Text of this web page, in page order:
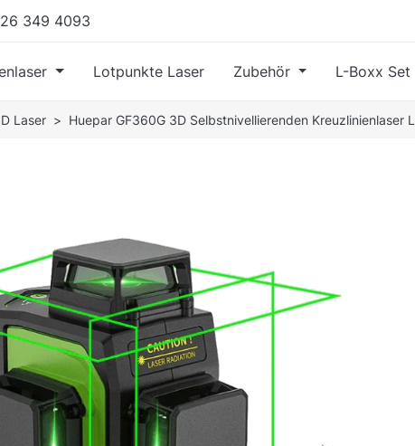
349 4093
Lotpunkte Laser Zubehör L-Boxx Set
Laser Huepar GF360G 3D Selbstnivellierenden Kreuzlinienlaser